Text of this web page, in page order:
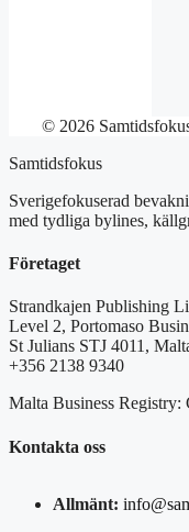
© 2026
Samtidsfokus
Sverigefokuserad
med tydliga bylines,
Företaget
Strandkajen Publishing
Level 2, Portomaso
St Julians STJ 4011,
+356 2138 9340
Malta Business Registry:
Kontakta oss
Allmänt: